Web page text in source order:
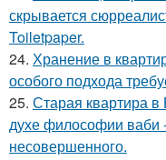
скрывается
Toiletpaper.
24. Хранение в
особого подхода
25. Старая квартира
духе философии ваби
несовершенного.